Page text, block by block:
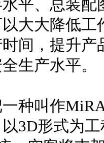
平、总装
大大降低
间，提升
生产水平。
种叫作
3D形式为